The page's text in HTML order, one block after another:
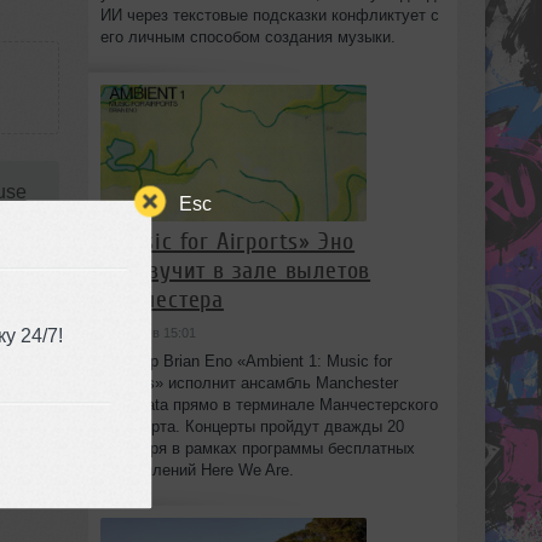
Esc
24/7!
ИИ через текстовые подсказки конфликтует с
его личным способом создания музыки.
«Music for Airports» Эно
прозвучит в зале вылетов
Манчестера
сегодня в 15:01
Шедевр Brian Eno «Ambient 1: Music for
Airports» исполнит ансамбль Manchester
Camerata прямо в терминале Манчестерского
аэропорта. Концерты пройдут дважды 20
сентября в рамках программы бесплатных
выступлений Here We Are.